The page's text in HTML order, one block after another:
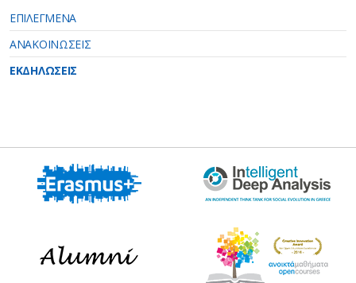
ΕΠΙΛΕΓΜΕΝΑ
ΑΝΑΚΟΙΝΩΣΕΙΣ
ΕΚΔΗΛΩΣΕΙΣ